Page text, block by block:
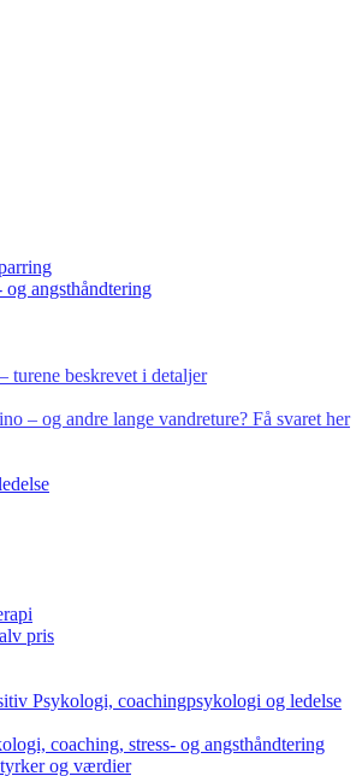
angsthåndtering
beskrevet i detaljer
– og andre lange vandreture? Få svaret her
pris
Psykologi, coachingpsykologi og ledelse
coaching, stress- og angsthåndtering
og værdier